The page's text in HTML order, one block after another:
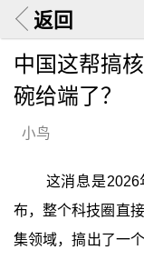
返回
中国这帮搞
碗给端了？
小鸟
这消息是
布，整个科技圈直
集领域，搞出了一